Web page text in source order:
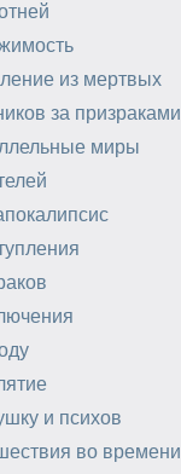
из мертвых
за призраками
миры
и психов
во времени